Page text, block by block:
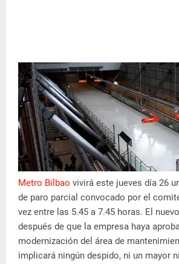
Metro Bilbao vivirá este jueves día 26
de paro parcial convocado por el
vez entre las 5.45 a 7.45 horas. El
después de que la empresa haya
modernización del área de
implicará ningún despido, ni un mayor